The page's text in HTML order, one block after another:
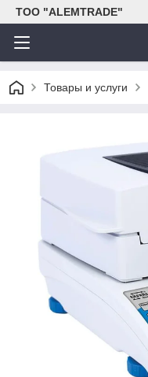
ТОО "ALEMTRADE"
Товары и услуги